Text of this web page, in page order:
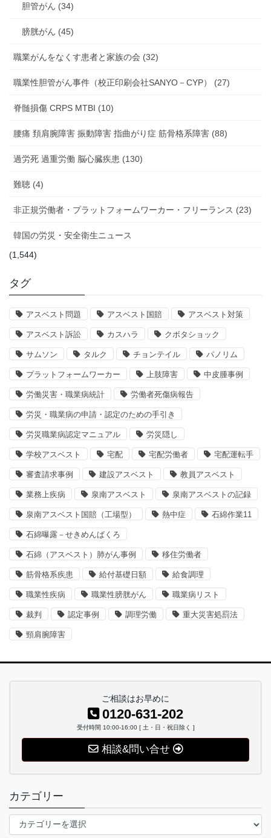
胆管がん (34)
膀胱がん (45)
職業がんをなくす患者と家族の会 (32)
職業性胆管がん事件（校正印刷会社SANYO－CYP） (27)
脊髄損傷 CRPS MTBI (10)
腰痛 頚肩腕障害 振動障害 指曲がり症 筋骨格系障害 (88)
過労死 過重労働 脳心臓疾患 (130)
難聴 (4)
非正規労働者・プラットフォームワーカー・フリーランス (23)
韓国の労災・安全衛生ニュース
(1,544)
タグ
アスベスト問題 アスベスト国賠 アスベスト対策
アスベスト訴訟 カスハラ クボタショック
サムソン タルク チョンテイル パノリム
プラットフォームワーカー 上肢障害 中皮腫事例
労働災害・職業病統計 労働者死傷病報告
労災・職業病の申請・認定のための手引き
労災職業病認定マニュアル 労災隠し
学校アスベスト 宅配 宅配労働者 宅配運転手
審査請求事例 建設アスベスト 教員アスベスト
業務上疾病 泉南アスベスト 泉南アスベストの記録
泉南アスベスト国賠（工場型） 熱中症 石綿作業11
石綿曝露－せきめんばくろ
石綿（アスベスト）肺がん事例 移住労働者
筋骨格系疾患 給付基礎日額 給食調理
職業性疾病 職業性膀胱がん 職業病リスト
裁判 認定事例 調理労働 重大災害処罰法
頸肩腕障害
ご相談はお早めに
0120-631-202
受付時間 10:00-16:00 [ 土・日・祝日除く ]
相談&問い合せ
カテゴリー
テ